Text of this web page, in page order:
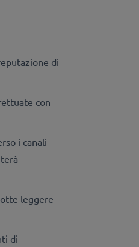
di
con
i canali
leggere
di